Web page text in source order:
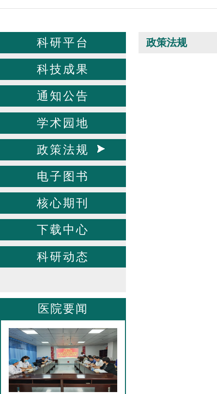
科研平台
科技成果
通知公告
学术园地
政策法规
电子图书
核心期刊
下载中心
科研动态
医院要闻
政策法规